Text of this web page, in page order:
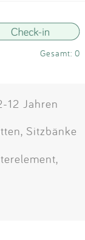
Gesamt: 0
12 Jahren
Sitzbänke